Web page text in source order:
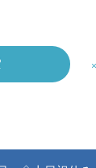
×